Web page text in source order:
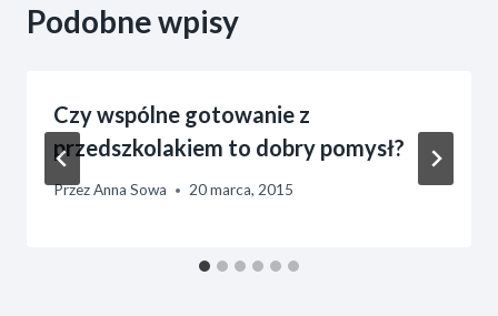
Podobne wpisy
Czy wspólne gotowanie z
przedszkolakiem to dobry pomysł?
PrzezAnna Sowa 20 marca, 2015